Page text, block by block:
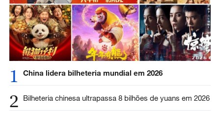
1 China lidera bilheteria mundial em 2026
2 Bilheteria chinesa ultrapassa 8 bilhões de yuans em 2026